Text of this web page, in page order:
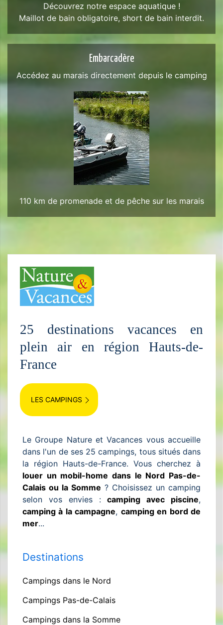
Découvrez notre espace aquatique !
Maillot de bain obligatoire, short de bain interdit.
Embarcadère
Accédez au marais directement depuis le camping
110 km de promenade et de pêche sur les marais
25 destinations vacances en
plein air en région Hauts-de-
France
LES CAMPINGS
Le Groupe Nature et Vacances vous accueille
dans l'un de ses 25 campings, tous situés dans
la région Hauts-de-France. Vous cherchez à
louer un mobil-home dans le Nord Pas-de-
Calais ou la Somme ? Choisissez un camping
selon vos envies :camping avec piscine,
camping à la campagne, camping en bord de
mer...
Destinations
Campings dans le Nord
Campings Pas-de-Calais
Campings dans la Somme